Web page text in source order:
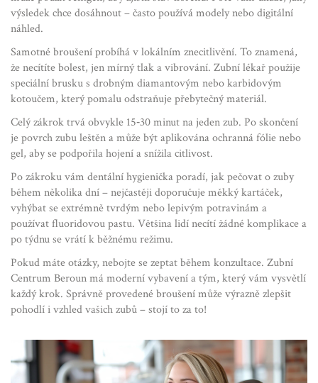
výsledek chce dosáhnout – často používá modely nebo digitální
náhled.
Samotné broušení probíhá v lokálním znecitlivění. To znamená,
že necítíte bolest, jen mírný tlak a vibrování. Zubní lékař použije
speciální brusku s drobným diamantovým nebo karbidovým
kotoučem, který pomalu odstraňuje přebytečný materiál.
Celý zákrok trvá obvykle 15‑30 minut na jeden zub. Po skončení
je povrch zubu leštěn a může být aplikována ochranná fólie nebo
gel, aby se podpořila hojení a snížila citlivost.
Po zákroku vám dentální hygienička poradí, jak pečovat o zuby
během několika dní – nejčastěji doporučuje měkký kartáček,
vyhýbat se extrémně tvrdým nebo lepivým potravinám a
používat fluoridovou pastu. Většina lidí necítí žádné komplikace a
po týdnu se vrátí k běžnému režimu.
Pokud máte otázky, nebojte se zeptat během konzultace. Zubní
Centrum Beroun má moderní vybavení a tým, který vám vysvětlí
každý krok. Správně provedené broušení může výrazně zlepšit
pohodlí i vzhled vašich zubů – stojí to za to!